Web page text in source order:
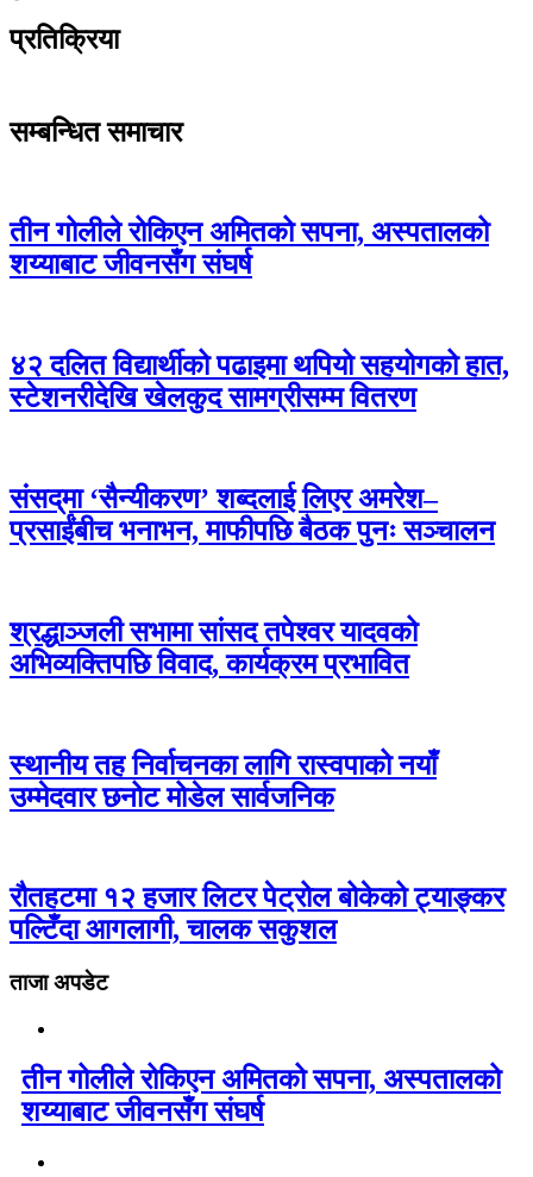
प्रतिक्रिया
सम्बन्धित समाचार
तीन गोलीले रोकिएन अमितको सपना, अस्पतालको
शय्याबाट जीवनसँग संघर्ष
४२ दलित विद्यार्थीको पढाइमा थपियो सहयोगको हात,
स्टेशनरीदेखि खेलकुद सामग्रीसम्म वितरण
संसद्‌मा ‘सैन्यीकरण’ शब्दलाई लिएर अमरेश–
प्रसाईंबीच भनाभन, माफीपछि बैठक पुनः सञ्चालन
श्रद्धाञ्जली सभामा सांसद तपेश्वर यादवको
अभिव्यक्तिपछि विवाद, कार्यक्रम प्रभावित
स्थानीय तह निर्वाचनका लागि रास्वपाको नयाँ
उम्मेदवार छनोट मोडेल सार्वजनिक
रौतहटमा १२ हजार लिटर पेट्रोल बोकेको ट्याङ्कर
पल्टिँदा आगलागी, चालक सकुशल
ताजा अपडेट
तीन गोलीले रोकिएन अमितको सपना, अस्पतालको
शय्याबाट जीवनसँग संघर्ष